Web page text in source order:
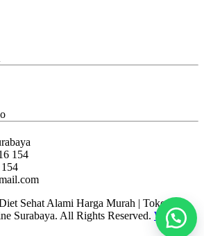
154
Sehat Alami Harga Murah | Toko
Surabaya. All Rights Reserved. Web